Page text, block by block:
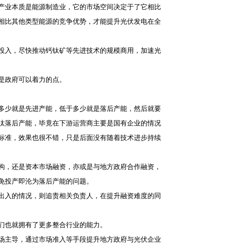
本质是能源制造业，它的市场空间决定于了它相比
其他类型能源的竞争优势，才能提升光伏发电在全
入，尽快推动钙钛矿等先进技术的规模商用，加速光
府可以着力的点。
就是先进产能，低于多少就是落后产能，然后就要
落后产能，毕竟在下游运营商主要是国有企业的情况
，效果也很不错，只是后面没有随着技术进步持续
还是资本市场融资，亦或是与地方政府合作融资，
产即沦为落后产能的问题。
的情况，则追责相关负责人，在提升融资难度的同
就拥有了更多整合行业的能力。
导，通过市场准入等手段提升地方政府与光伏企业